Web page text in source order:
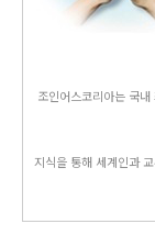
조인어스코리아는 국
지식을 통해 세계인과